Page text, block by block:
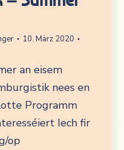
10. März 2020
an eisem
nees en
Programm
Iech fir
op